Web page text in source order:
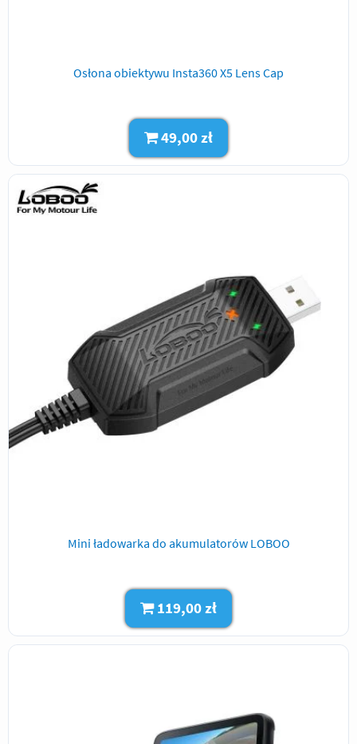
Osłona obiektywu Insta360 X5 Lens Cap
49,00 zł
Mini ładowarka do akumulatorów LOBOO
119,00 zł